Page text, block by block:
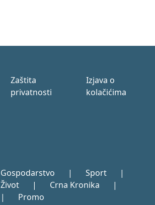
Zaštita
privatnosti
Izjava o
kolačićima
Gospodarstvo | Sport
|
Život | Crna Kronika
|
| Promo